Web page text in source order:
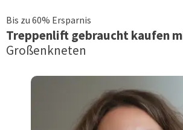
Bis zu 60% Ersparnis
Treppenliftgebraucht kaufen
Großenkneten